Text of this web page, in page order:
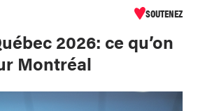
SOUTENEZ
2026: ce qu’on
Montréal